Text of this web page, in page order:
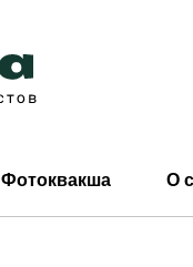
Фотоквакша О